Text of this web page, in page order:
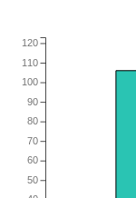
50
60
70
80
90
100
110
120